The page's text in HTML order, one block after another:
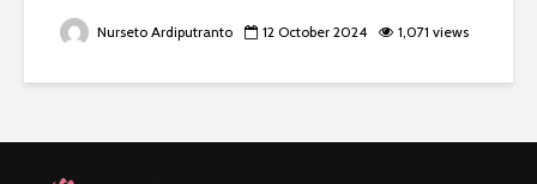
Nurseto Ardiputranto 12 October 2024 1,071 views